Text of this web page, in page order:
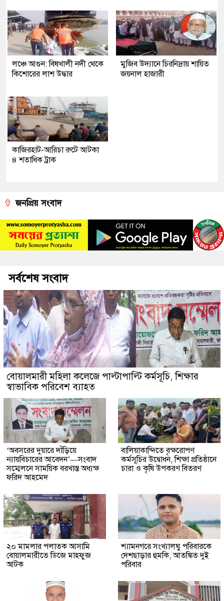
লঞ্চে আগুন: বিষখালী নদী থেকে
কিশোরের লাশ উদ্ধার
মুজিব উদ্যানে চিরনিদ্রায় শায়িত
জয়নাল হাজারী
কাজিরহাট-আরিচা রুটে আটকা
৪ শতাধিক ট্রাক
জনপ্রিয় সংবাদ
সর্বশেষ সংবাদ
বোয়ালমারী মহিলা কলেজে পাল্টাপাল্টি কর্মসূচি, শিক্ষার
স্বাভাবিক পরিবেশ ব্যাহত
‘অবসরের দুয়ারে দাঁড়িয়ে
ন্যায়বিচারের আবেদন’—সংবাদ
সম্মেলনে সাময়িক বরখাস্ত অধ্যক্ষ
ফরিদ আহমেদ
বালিয়াকান্দিতে বৃক্ষরোপণ
কর্মসূচির উদ্বোধন, শিক্ষা প্রতিষ্ঠানে
চারা ও কৃষি উপকরণ বিতরণ
২০ মামলার পলাতক আসামি
বোয়ালমারীতে ডিজে মাহফুজ
আটক
শ্যামনগরে সংখ্যালঘু পরিবারকে
দেশছাড়ার হুমকি, আতঙ্কিত দুই
পরিবার